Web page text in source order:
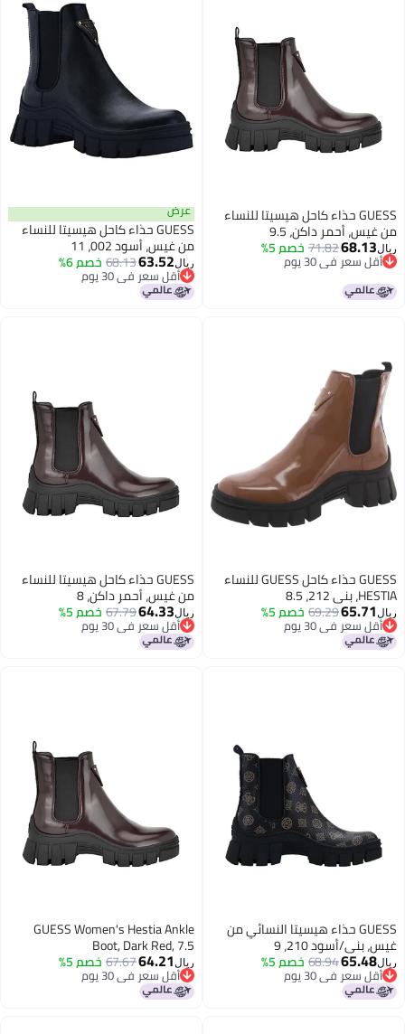
GUESS حذاء كاحل هيسيتا للنساء
من غيس، أحمر داكن، 9.5
ريال68.13
71.82خصم 5%
أقل سعر في 30 يوم
أقل سعر في 30 يوم
عرض
GUESS حذاء كاحل هيسيتا للنساء
من غيس، أسود 002، 11
ريال63.52
68.13خصم 6%
أقل سعر في 30 يوم
أقل سعر في 30 يوم
GUESS حذاء كاحل GUESS للنساء
HESTIA، بني 212، 8.5
ريال65.71
69.29خصم 5%
أقل سعر في 30 يوم
أقل سعر في 30 يوم
GUESS حذاء كاحل هيسيتا للنساء
من غيس، أحمر داكن، 8
ريال64.33
67.79خصم 5%
أقل سعر في 30 يوم
أقل سعر في 30 يوم
GUESS حذاء هيسيتا النسائي من
غيس، بني/أسود 210، 9
ريال65.48
68.94خصم 5%
أقل سعر في 30 يوم
أقل سعر في 30 يوم
GUESS Women's Hestia Ankle
Boot, Dark Red, 7.5
ريال64.21
67.67خصم 5%
أقل سعر في 30 يوم
أقل سعر في 30 يوم